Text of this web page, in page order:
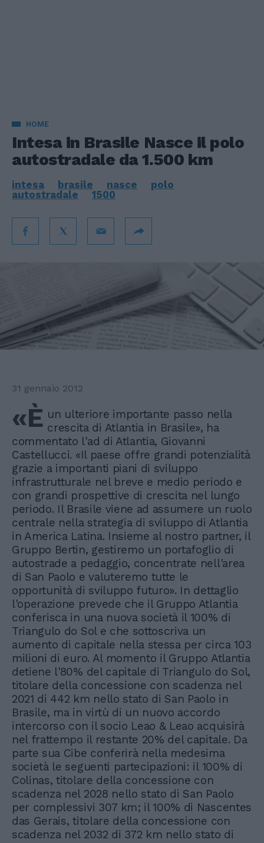
HOME
Intesa in Brasile Nasce il polo
autostradale da 1.500 km
intesa brasile nasce
polo
autostradale
1500
31 gennaio 2012
«È un ulteriore importante passo nella
crescita di Atlantia in Brasile», ha
commentato l'ad di Atlantia, Giovanni
Castellucci. «Il paese offre grandi potenzialità
grazie a importanti piani di sviluppo
infrastrutturale nel breve e medio periodo e
con grandi prospettive di crescita nel lungo
periodo. Il Brasile viene ad assumere un ruolo
centrale nella strategia di sviluppo di Atlantia
in America Latina. Insieme al nostro partner, il
Gruppo Bertin, gestiremo un portafoglio di
autostrade a pedaggio, concentrate nell'area
di San Paolo e valuteremo tutte le
opportunità di sviluppo futuro». In dettaglio
l'operazione prevede che il Gruppo Atlantia
conferisca in una nuova società il 100% di
Triangulo do Sol e che sottoscriva un
aumento di capitale nella stessa per circa 103
milioni di euro. Al momento il Gruppo Atlantia
detiene l'80% del capitale di Triangulo do Sol,
titolare della concessione con scadenza nel
2021 di 442 km nello stato di San Paolo in
Brasile, ma in virtù di un nuovo accordo
intercorso con il socio Leao & Leao acquisirà
nel frattempo il restante 20% del capitale. Da
parte sua Cibe conferirà nella medesima
società le seguenti partecipazioni: il 100% di
Colinas, titolare della concessione con
scadenza nel 2028 nello stato di San Paolo
per complessivi 307 km; il 100% di Nascentes
das Gerais, titolare della concessione con
scadenza nel 2032 di 372 km nello stato di